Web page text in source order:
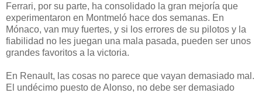
Ferrari, por su parte, ha consolidado la gran mejoría que
experimentaron en Montmeló hace dos semanas. En
Mónaco, van muy fuertes, y si los errores de su pilotos y la
fiabilidad no les juegan una mala pasada, pueden ser unos
grandes favoritos a la victoria.
En Renault, las cosas no parece que vayan demasiado mal.
El undécimo puesto de Alonso, no debe ser demasiado